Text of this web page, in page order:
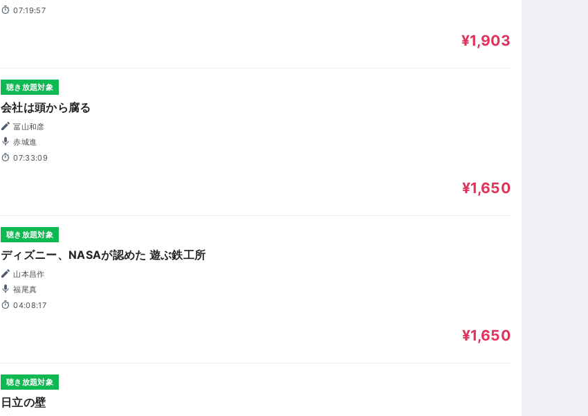
07:19:57
¥1,903
聴き放題対象
会社は頭から腐る
冨山和彦
赤城進
07:33:09
¥1,650
聴き放題対象
ディズニー、NASAが認めた 遊ぶ鉄工所
山本昌作
福尾真
04:08:17
¥1,650
聴き放題対象
日立の壁